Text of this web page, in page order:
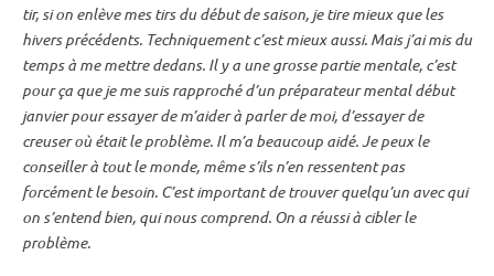
tir, si on enlève mes tirs du début de saison, je tire mieux que les
hivers précédents. Techniquement c’est mieux aussi. Mais j’ai mis du
temps à me mettre dedans. Il y a une grosse partie mentale, c’est
pour ça que je me suis rapproché d’un préparateur mental début
janvier pour essayer de m’aider à parler de moi, d’essayer de
creuser où était le problème. Il m’a beaucoup aidé. Je peux le
conseiller à tout le monde, même s’ils n’en ressentent pas
forcément le besoin. C’est important de trouver quelqu’un avec qui
on s’entend bien, qui nous comprend. On a réussi à cibler le
problème.